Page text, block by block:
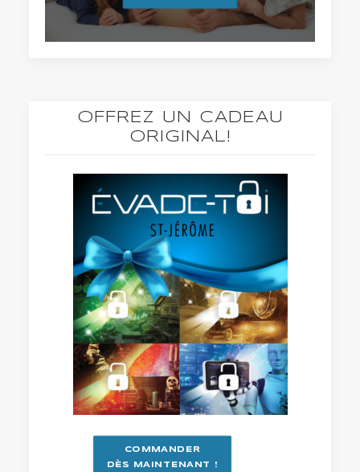
OFFREZ UN CADEAU
ORIGINAL!
COMMANDER
DÈS MAINTENANT !